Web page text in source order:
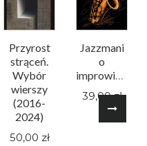
Przyrost
strąceń.
Wybór
wierszy
(2016-
2024)
50,00 zł
Jazzmani
o
improwizacji
39,00 zł